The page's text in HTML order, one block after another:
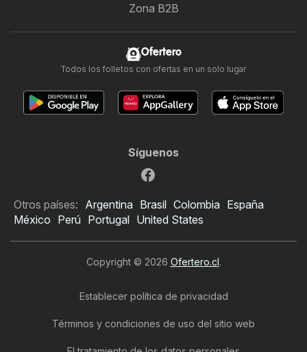
Zona B2B
Ofertero
Todos los folletos con ofertas en un solo lugar
Síguenos
Otros países: Argentina Brasil Colombia España
México Perú Portugal United States
Copyright © 2026 Ofertero.cl.
Establecer política de privacidad
Términos y condiciones de uso del sitio web